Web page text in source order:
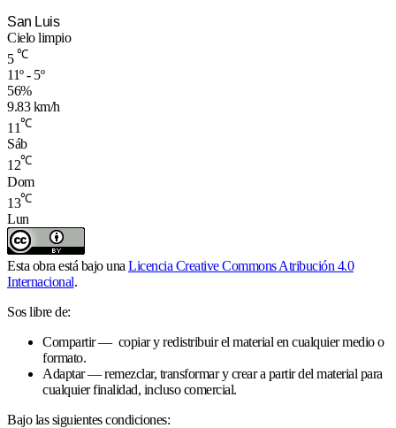
San Luis
Cielo limpio
5 ℃
11º - 5º
56%
9.83 km/h
11℃
Sáb
12℃
Dom
13℃
Lun
Esta obra está bajo una Licencia Creative Commons Atribución 4.0
Internacional.
Sos libre de:
Compartir — copiar y redistribuir el material en cualquier medio o
formato.
Adaptar — remezclar, transformar y crear a partir del material para
cualquier finalidad, incluso comercial.
Bajo las siguientes condiciones: